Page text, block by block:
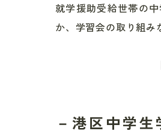
就学援助受給世帯の
か、学習会の取り組み
－港区中学